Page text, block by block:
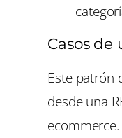
Casos de
Este patrón
desde una